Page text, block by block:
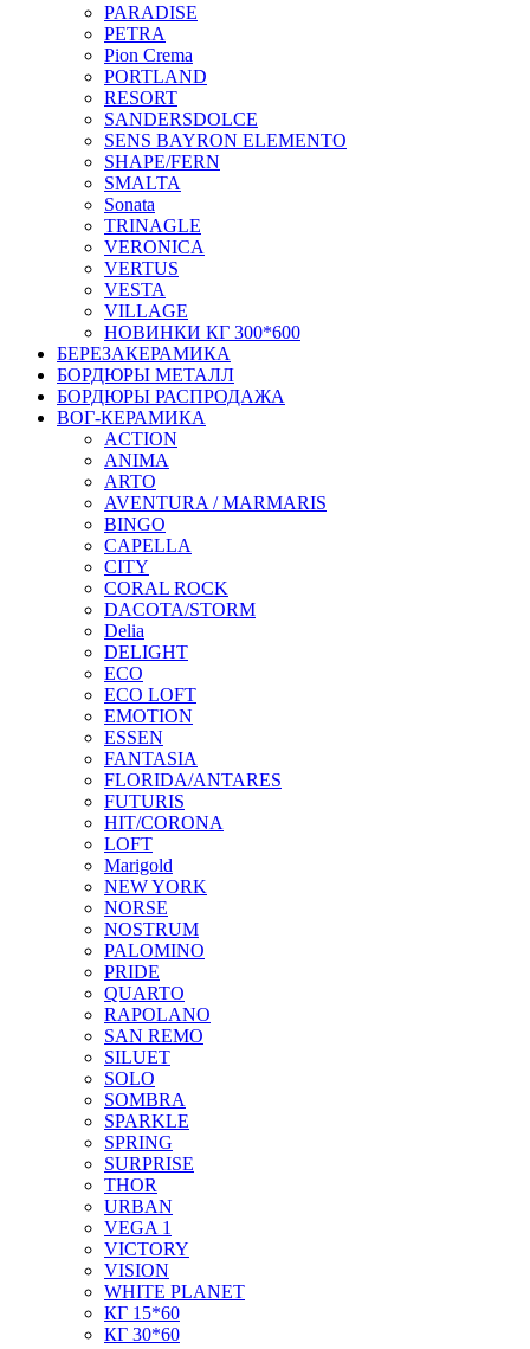
PARADISE
PETRA
Pion Crema
PORTLAND
RESORT
SANDERSDOLCE
SENS BAYRON ELEMENTO
SHAPE/FERN
SMALTA
Sonata
TRINAGLE
VERONICA
VERTUS
VESTA
VILLAGE
НОВИНКИ КГ 300*600
БЕРЕЗАКЕРАМИКА
БОРДЮРЫ МЕТАЛЛ
БОРДЮРЫ РАСПРОДАЖА
ВОГ-КЕРАМИКА
ACTION
ANIMA
ARTO
AVENTURA / MARMARIS
BINGO
CAPELLA
CITY
CORAL ROCK
DACOTA/STORM
Delia
DELIGHT
ECO
ECO LOFT
EMOTION
ESSEN
FANTASIA
FLORIDA/ANTARES
FUTURIS
HIT/CORONA
LOFT
Marigold
NEW YORK
NORSE
NOSTRUM
PALOMINO
PRIDE
QUARTO
RAPOLANO
SAN REMO
SILUET
SOLO
SOMBRA
SPARKLE
SPRING
SURPRISE
THOR
URBAN
VEGA 1
VICTORY
VISION
WHITE PLANET
КГ 15*60
КГ 30*60